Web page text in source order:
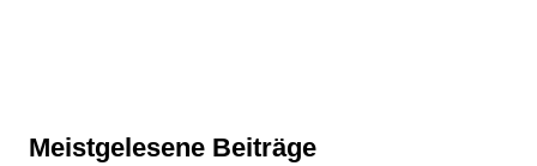
Meistgelesene Beiträge